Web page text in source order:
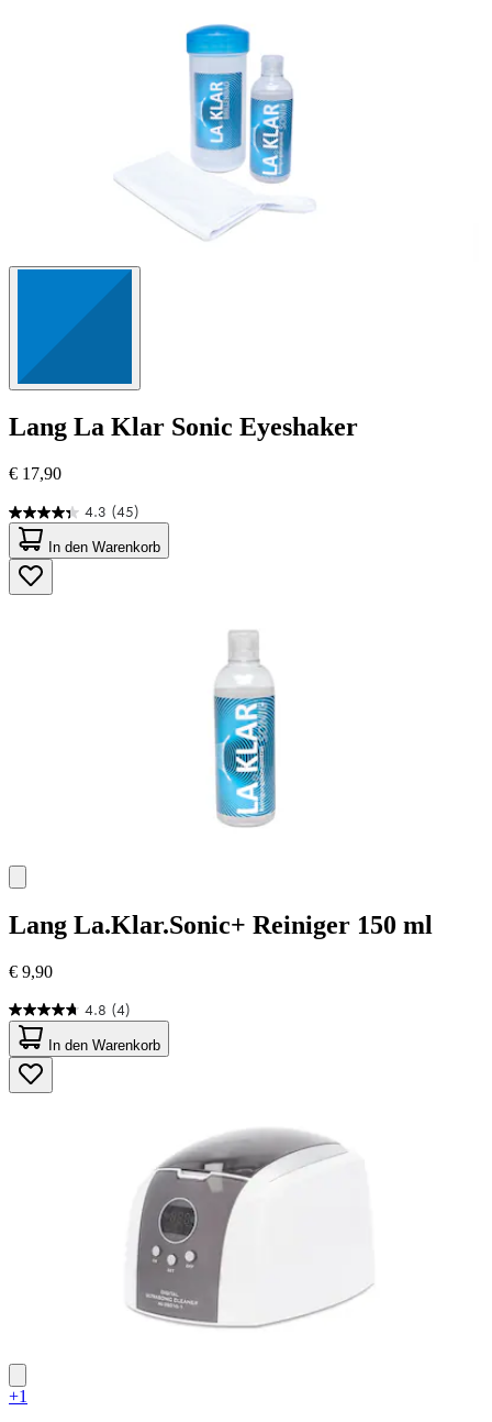
Lang La Klar Sonic Eyeshaker
€ 17,90
4.3 (45)
4.3
von
5
Sternen.
45
In den Warenkorb
Lang La.Klar.Sonic+ Reiniger 150 ml
€ 9,90
4.8 (4)
4.8
von
5
Sternen.
4
In den Warenkorb
+1